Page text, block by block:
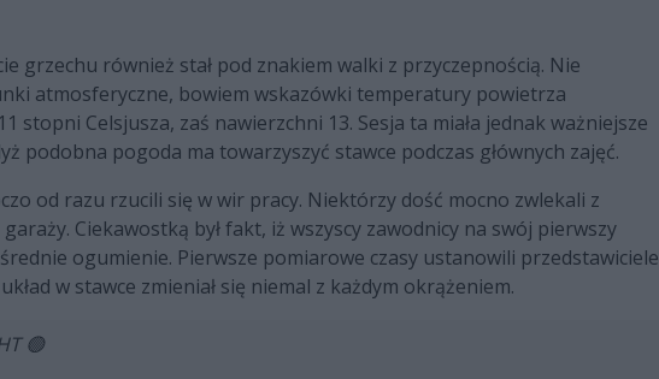
grzechu również stał pod znakiem walki z przyczepnością. Nie
atmosferyczne, bowiem wskazówki temperatury powietrza
stopni Celsjusza, zaś nawierzchni 13. Sesja ta miała jednak ważniejsze
podobna pogoda ma towarzyszyć stawce podczas głównych zajęć.
od razu rzucili się w wir pracy. Niektórzy dość mocno zwlekali z
Ciekawostką był fakt, iż wszyscy zawodnicy na swój pierwszy
ogumienie. Pierwsze pomiarowe czasy ustanowili przedstawiciele
w stawce zmieniał się niemal z każdym okrążeniem.
🟢